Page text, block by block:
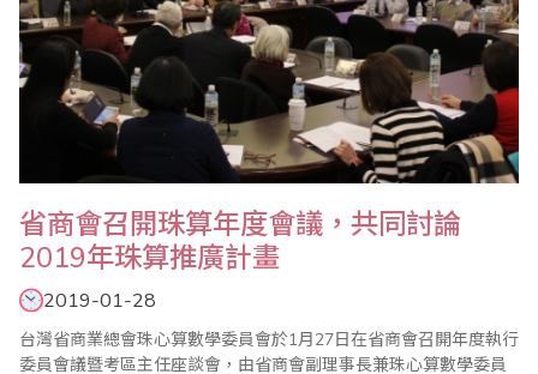
​省商會召開珠算年度會議，共同討論
2019年珠算推廣計畫
2019-01-28
台灣省商業總會珠心算數學委員會於1月27日在省商會召開年度執行
委員會議暨考區主任座談會，由省商會副理事長兼珠心算數學委員